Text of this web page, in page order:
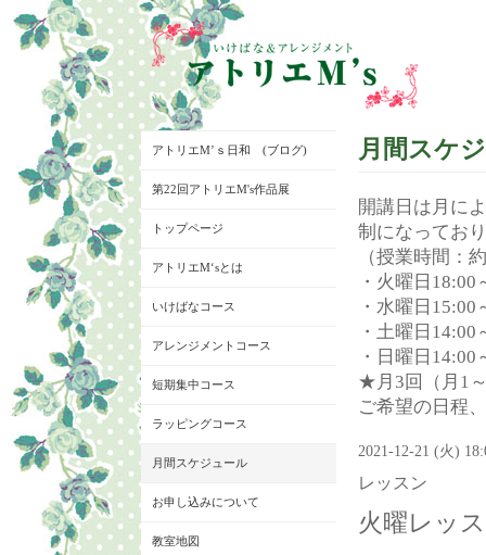
月間スケ
開講日は月に
制になってお
（授業時間：
・火曜日18:00
・水曜日15:00
・土曜日14:00
・日曜日14:00
★月3回（月1
ご希望の日程
2021-12-21 (火)
レッスン
火曜レッ
アトリエM’ｓ日和 (ブログ)
第22回アトリエM's作品展
トップページ
アトリエM‘sとは
いけばなコース
アレンジメントコース
短期集中コース
ラッピングコース
月間スケジュール
お申し込みについて
教室地図